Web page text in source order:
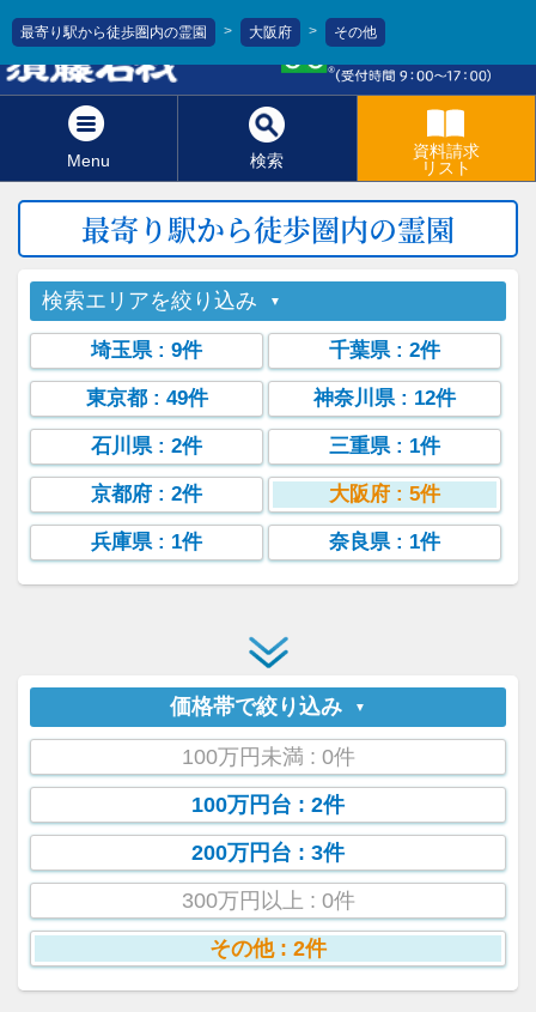
Menu 検索
資料請求
リスト
最寄り駅から徒歩圏内の霊園 > 大阪府 > その他
最寄り駅から徒歩圏内の霊園
検索エリアを絞り込み
埼玉県: 9件 千葉県: 2件
東京都: 49件 神奈川県: 12件
石川県: 2件 三重県: 1件
京都府 : 2件 大阪府: 5件
兵庫県: 1件 奈良県: 1件
価格帯で絞り込み
100万円未満 : 0件
100万円台 : 2件
200万円台 : 3件
300万円以上 : 0件
その他 : 2件